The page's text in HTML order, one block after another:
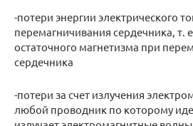
-потери энергии электрического
перемагничивания сердечника, т.
остаточного магнетизма при
сердечника
-потери за счет излучения
любой проводник по которому